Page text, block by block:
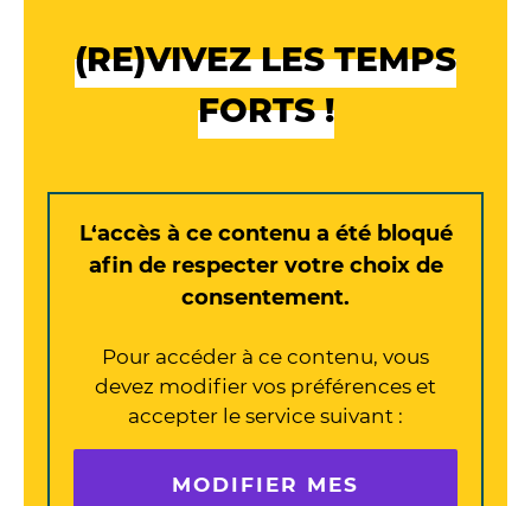
(RE)VIVEZ LES TEMPS
FORTS !
L‘accès à ce contenu a été bloqué
afin de respecter votre choix de
consentement.
Pour accéder à ce contenu, vous
devez modifier vos préférences et
accepter le service suivant :
MODIFIER MES